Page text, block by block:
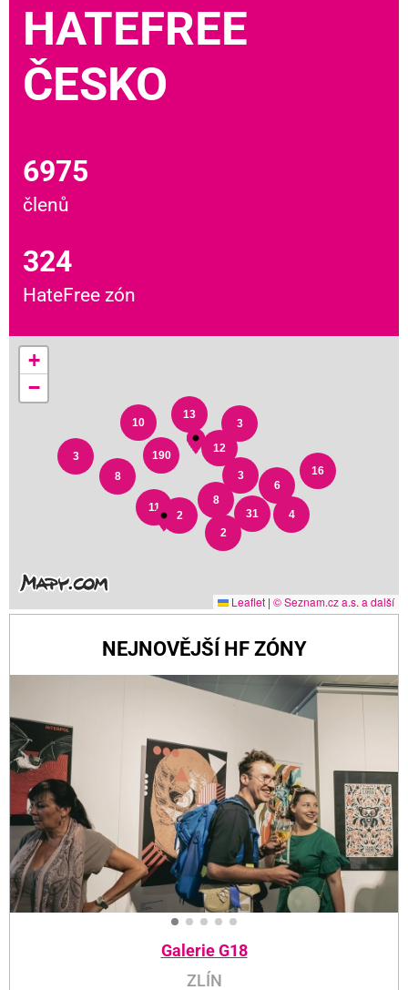
HATEFREE
ČESKO
6975
členů
324
HateFree zón
3
2
16
2
6
4
8
31
3
3
13
12
10
8
11
190
+
−
Leaflet | © Seznam.cz a.s. a další
NEJNOVĚJŠÍ HF ZÓNY
Galerie G18
ZLÍN